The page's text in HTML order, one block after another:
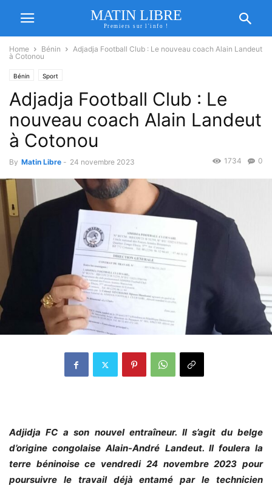
MATIN LIBRE
Premiers sur l'info !
Home Bénin
Adjadja Football Club : Le nouveau coach Alain Landeut
à Cotonou
Bénin Sport
Adjadja Football Club : Le
nouveau coach Alain Landeut
à Cotonou
By Matin Libre - 24 novembre 2023 0
1734
Adjidja FC a son nouvel entraîneur. Il s’agit du belge
d’origine congolaise Alain-André Landeut. Il foulera la
terre béninoise ce vendredi 24 novembre 2023 pour
poursuivre le travail déjà entamé par le technicien